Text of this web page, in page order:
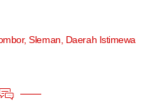
Sleman, Daerah Istimewa